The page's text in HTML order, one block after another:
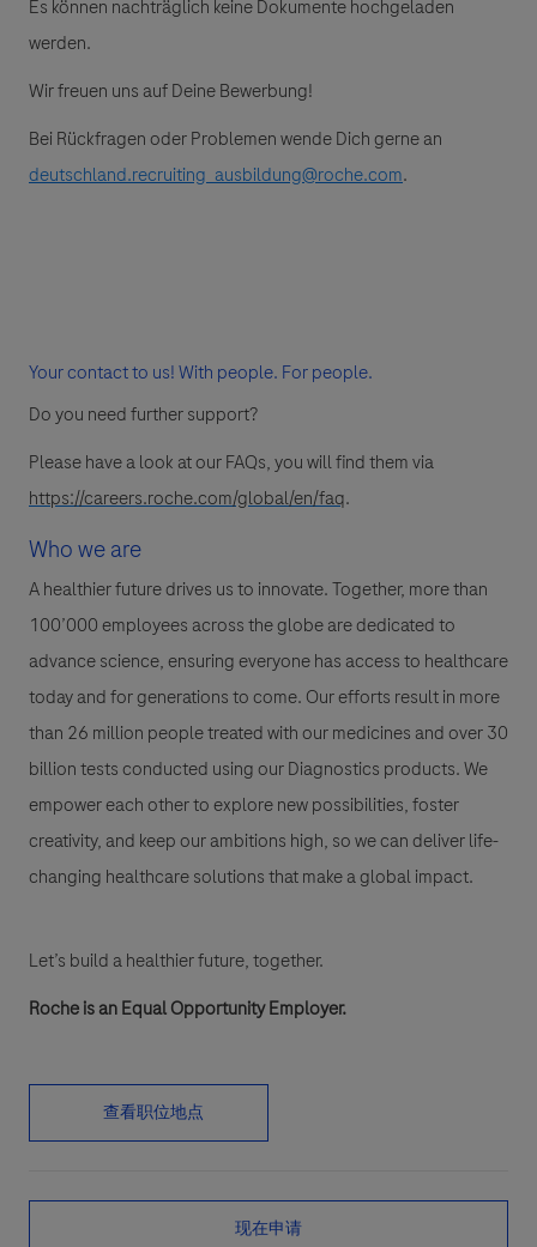
Es können nachträglich keine Dokumente hochgeladen
werden.
Wir freuen uns auf Deine Bewerbung!
Bei Rückfragen oder Problemen wende Dich gerne an
deutschland.recruiting_ausbildung@roche.com.
Your contact to us! With people. For people.
Do you need further support?
Please have a look at our FAQs, you will find them via
https://careers.roche.com/global/en/faq.
Who we are
A healthier future drives us to innovate. Together, more than
100’000 employees across the globe are dedicated to
advance science, ensuring everyone has access to healthcare
today and for generations to come. Our efforts result in more
than 26 million people treated with our medicines and over 30
billion tests conducted using our Diagnostics products. We
empower each other to explore new possibilities, foster
creativity, and keep our ambitions high, so we can deliver life-
changing healthcare solutions that make a global impact.
Let’s build a healthier future, together.
Roche is an Equal Opportunity Employer.
查看职位地点
现在申请